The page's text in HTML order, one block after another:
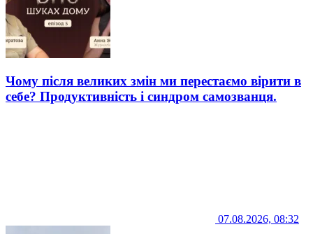
Чому після великих змін ми перестаємо вірити в
себе? Продуктивність і синдром самозванця.
07.08.2026, 08:32